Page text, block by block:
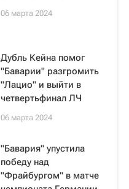
06 марта 2024
Дубль Кейна помог
"Баварии" разгромить
"Лацио" и выйти в
четвертьфинал ЛЧ
06 марта 2024
"Бавария" упустила
победу над
"Фрайбургом" в матче